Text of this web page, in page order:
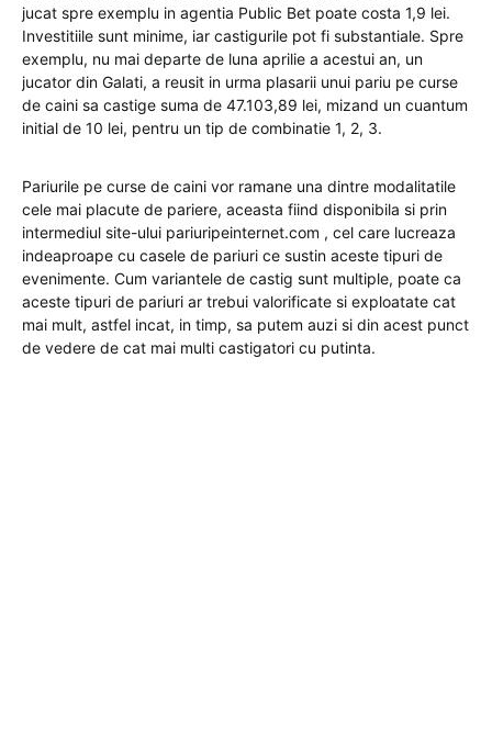
jucat spre exemplu in agentia Public Bet poate costa 1,9 lei.
Investitiile sunt minime, iar castigurile pot fi substantiale. Spre
exemplu, nu mai departe de luna aprilie a acestui an, un
jucator din Galati, a reusit in urma plasarii unui pariu pe curse
de caini sa castige suma de 47.103,89 lei, mizand un cuantum
initial de 10 lei, pentru un tip de combinatie 1, 2, 3.
Pariurile pe curse de caini vor ramane una dintre modalitatile
cele mai placute de pariere, aceasta fiind disponibila si prin
intermediul site-ului pariuripeinternet.com , cel care lucreaza
indeaproape cu casele de pariuri ce sustin aceste tipuri de
evenimente. Cum variantele de castig sunt multiple, poate ca
aceste tipuri de pariuri ar trebui valorificate si exploatate cat
mai mult, astfel incat, in timp, sa putem auzi si din acest punct
de vedere de cat mai multi castigatori cu putinta.